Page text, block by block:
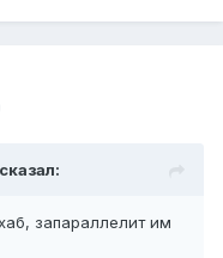
сказал:
запараллелитим